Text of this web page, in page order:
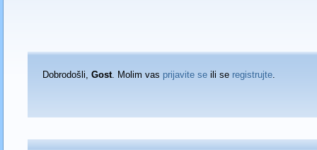
Dobrodošli, Gost. Molim vas prijavite seili se registrujte.